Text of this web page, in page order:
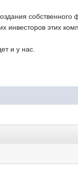
собственного
инвесторов этих
и у нас.